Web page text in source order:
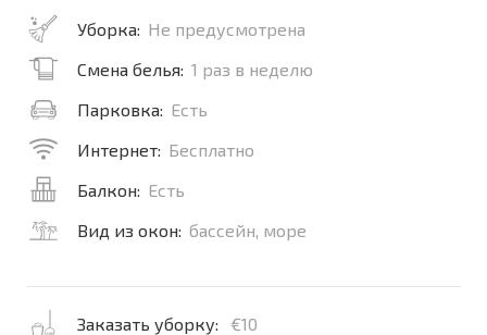
Уборка: Не предусмотрена
Смена белья: 1 раз в неделю
Парковка: Есть
Интернет: Бесплатно
Балкон: Есть
Вид из окон: бассейн, море
Заказать уборку:
€10